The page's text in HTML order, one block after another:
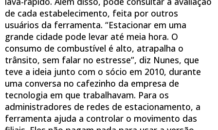
de cada estabelecimento, feita por outros
usuários da ferramenta. “Estacionar em uma
grande cidade pode levar até meia hora. O
consumo de combustível é alto, atrapalha o
trânsito, sem falar no estresse”, diz Nunes, que
teve a ideia junto com o sócio em 2010, durante
uma conversa no cafezinho da empresa de
tecnologia em que trabalhavam. Para os
administradores de redes de estacionamento, a
ferramenta ajuda a controlar o movimento das